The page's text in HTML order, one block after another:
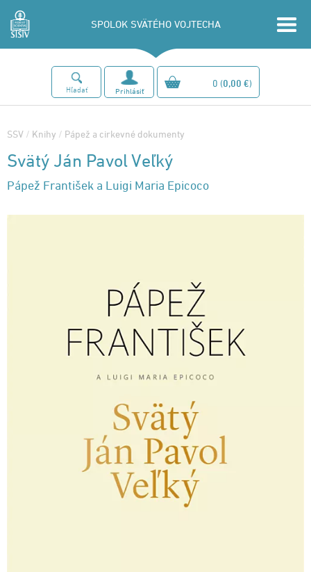
SPOLOK SVÄTÉHO VOJTECHA
Hľadať Prihlásiť
0 (0,00 €)
SSV / Knihy / Pápež a cirkevné dokumenty
Svätý Ján Pavol Veľký
Pápež František a Luigi Maria Epicoco